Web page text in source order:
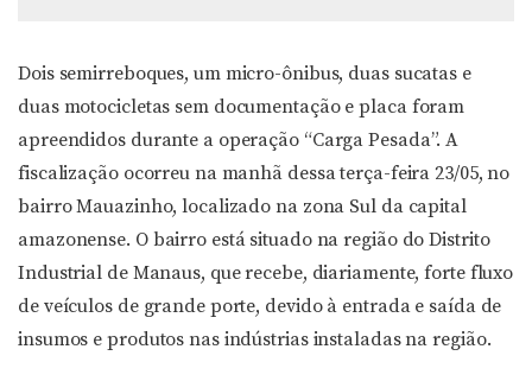
Dois semirreboques, um micro-ônibus, duas sucatas e
duas motocicletas sem documentação e placa foram
apreendidos durante a operação “Carga Pesada”. A
fiscalização ocorreu na manhã dessa terça-feira 23/05, no
bairro Mauazinho, localizado na zona Sul da capital
amazonense. O bairro está situado na região do Distrito
Industrial de Manaus, que recebe, diariamente, forte fluxo
de veículos de grande porte, devido à entrada e saída de
insumos e produtos nas indústrias instaladas na região.